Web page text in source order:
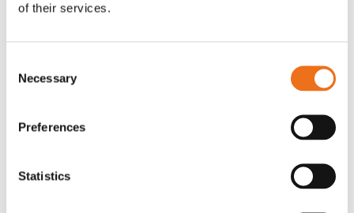
of their services.
Selection
Necessary
Preferences
Statistics
Rotor teeth 8t/6k 0Gr/8 R6/14